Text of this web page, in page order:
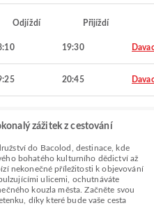
Odjíždí Přijíždí
19:30
20:45
zážitek z cestování
do Bacolod, destinace, kde
bohatého kulturního dědictví až
nekonečné příležitosti k objevování
ulicemi, ochutnáváte
kouzla města. Začněte svou
díky které bude vaše cesta